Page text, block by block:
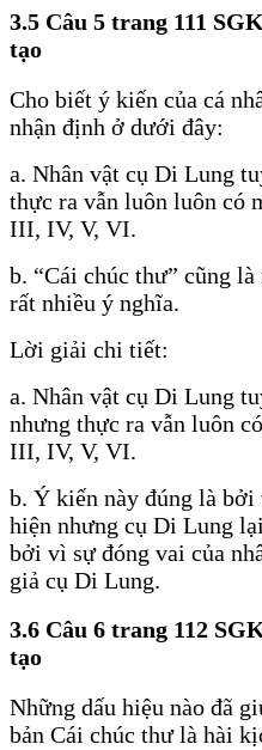
3.5 Câu 5 trang 111
tạo
Cho biết ý kiến của cá
nhận định ở dưới đây:
a. Nhân vật cụ Di Lung
thực ra vẫn luôn luôn có
III, IV, V, VI.
b. “Cái chúc thư” cũng
rất nhiều ý nghĩa.
Lời giải chi tiết:
a. Nhân vật cụ Di Lung
nhưng thực ra vẫn luôn
III, IV, V, VI.
b. Ý kiến này đúng là
hiện nhưng cụ Di Lung
bởi vì sự đóng vai của
giả cụ Di Lung.
3.6 Câu 6 trang 112
tạo
Những dấu hiệu nào đã
bản Cái chúc thư là hài